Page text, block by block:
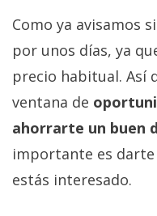
Como ya avisamos
por unos días, ya
precio habitual. Así
ventana de
ahorrarte un buen
importante es darte
estás interesado.